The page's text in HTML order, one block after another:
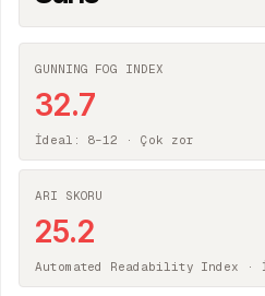
GUNNING FOG INDEX
32.7
İdeal: 8–12 · Çok zor
ARI SKORU
25.2
Automated Readability Index ·